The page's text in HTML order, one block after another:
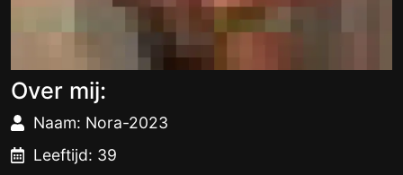
Over mij:
Naam: Nora-2023
Leeftijd: 39